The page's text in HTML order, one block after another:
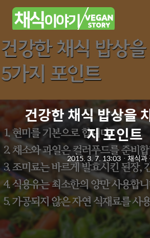
건강한 채식 밥상을
지 포인트
2015. 3. 7. 13:03 ㆍ채식과